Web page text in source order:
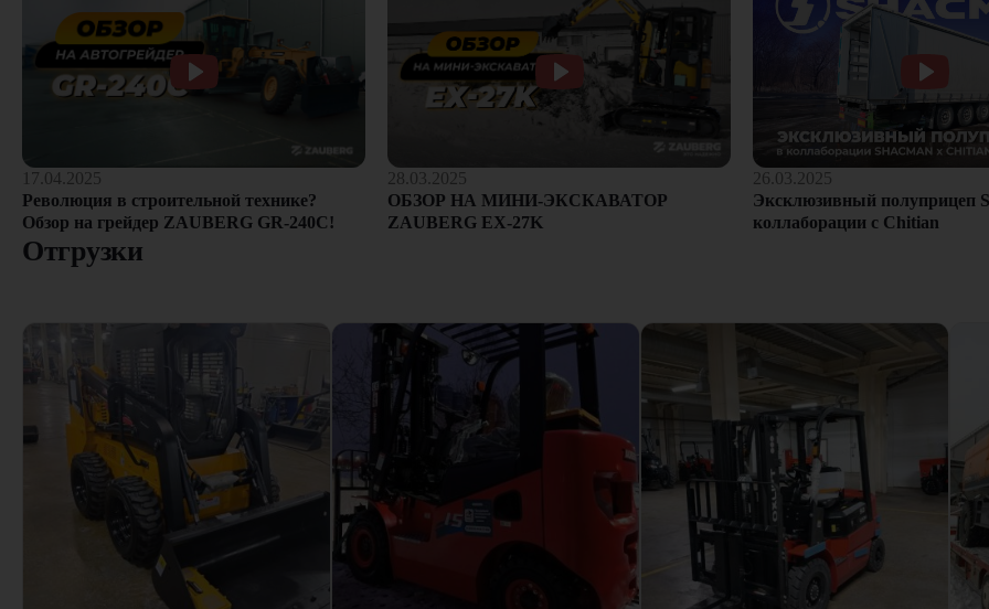
17.04.2025
Революция в строительной технике?
Обзор на грейдер ZAUBERG GR-240C!
28.03.2025
ОБЗОР НА МИНИ-ЭКСКАВАТОР
ZAUBERG EX-27K
26.03.2025
Эксклюзивный полуприцеп
коллаборации с Chitian
Отгрузки